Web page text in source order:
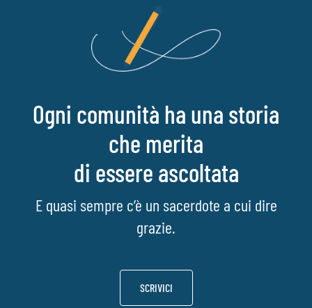
Ogni comunità ha una storia
che merita
di essere ascoltata
E quasi sempre c’è un sacerdote a cui dire
grazie.
SCRIVICI